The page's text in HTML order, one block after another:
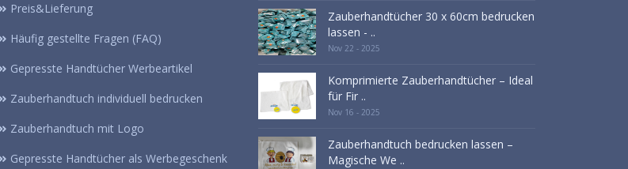
Preis&Lieferung
Häufig gestellte Fragen (FAQ)
Gepresste Handtücher Werbeartikel
Zauberhandtuch individuell bedrucken
Zauberhandtuch mit Logo
Gepresste Handtücher als Werbegeschenk
Zauberhandtücher 30 x 60cm bedrucken
lassen - ..
Nov 22 - 2025
Komprimierte Zauberhandtücher – Ideal
für Fir ..
Nov 16 - 2025
Zauberhandtuch bedrucken lassen –
Magische We ..